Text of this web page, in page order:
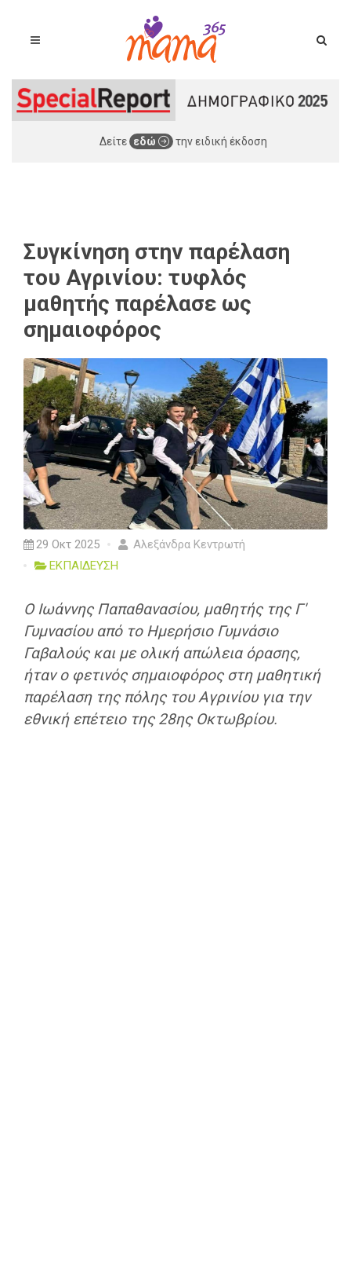
Δείτε εδώ την ειδική έκδοση
Συγκίνηση στην παρέλαση
του Αγρινίου: τυφλός
μαθητής παρέλασε ως
σημαιοφόρος
29 Οκτ 2025
Αλεξάνδρα Κεντρωτή
ΕΚΠΑΙΔΕΥΣΗ
Ο Ιωάννης Παπαθανασίου, μαθητής της Γ'
Γυμνασίου από το Ημερήσιο Γυμνάσιο
Γαβαλούς και με ολική απώλεια όρασης,
ήταν ο φετινός σημαιοφόρος στη μαθητική
παρέλαση της πόλης του Αγρινίου για την
εθνική επέτειο της 28ης Οκτωβρίου.